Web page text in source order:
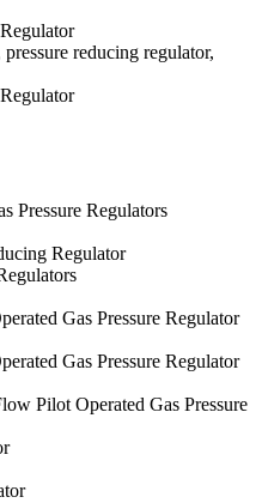
reducing regulator,
Pressure Regulators
Regulator
Gas Pressure Regulator
Gas Pressure Regulator
Pilot Operated Gas Pressure